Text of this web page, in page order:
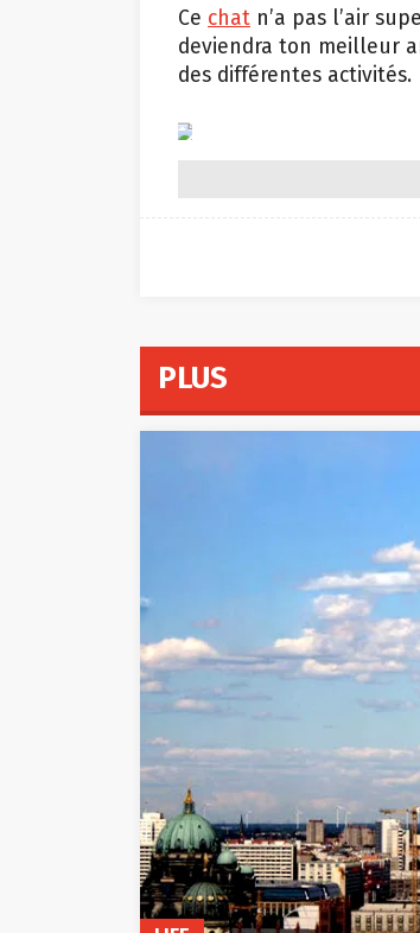
Ce chat n’a pas l’air
deviendra ton meilleur
des différentes activités.
Tumblr/Alxbngala
PLUS